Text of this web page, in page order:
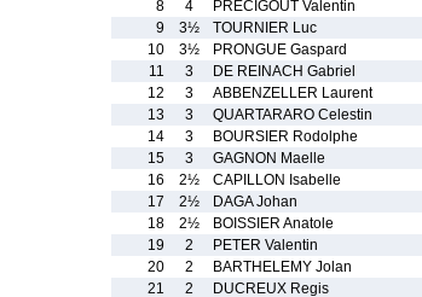
8
4 PRECIGOUT Valentin
9
3½ TOURNIER Luc
10
3½ PRONGUE Gaspard
11
3 DE REINACH Gabriel
12
3 ABBENZELLER Laurent
13
3 QUARTARARO Celestin
14
3 BOURSIER Rodolphe
15
3 GAGNON Maelle
16
2½ CAPILLON Isabelle
17
2½ DAGA Johan
18
2½ BOISSIER Anatole
19
2 PETER Valentin
20
2 BARTHELEMY Jolan
21
2 DUCREUX Regis